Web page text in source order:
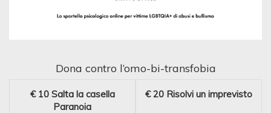
Dona contro l’omo-bi-transfobia
€ 10 Salta la casella
Paranoia
€ 20 Risolvi un imprevisto